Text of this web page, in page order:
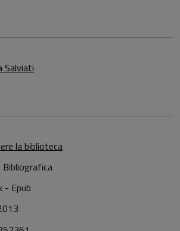
Salviati
la biblioteca
Bibliografica
- Epub